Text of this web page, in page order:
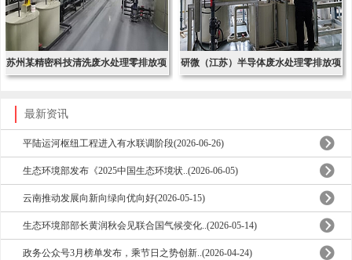
苏州某精密科技清洗废水处理零排放项 研微（江苏）半导体废水处理零排放项
最新资讯
平陆运河枢纽工程进入有水联调阶段(2026-06-26)
生态环境部发布《2025中国生态环境状..(2026-06-05)
云南推动发展向新向绿向优向好(2026-05-15)
生态环境部部长黄润秋会见联合国气候变化..(2026-05-14)
政务公众号3月榜单发布，乘节日之势创新..(2026-04-24)